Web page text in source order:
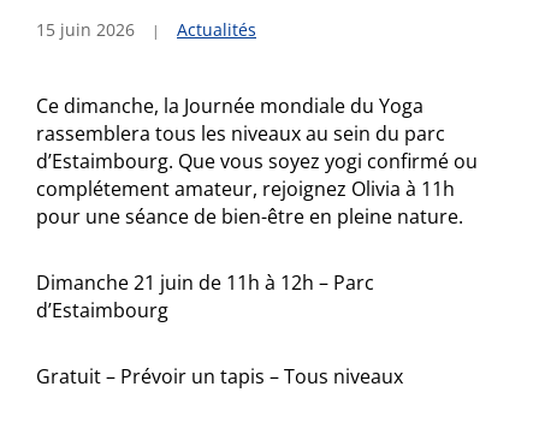
15 juin 2026 Actualités
Ce dimanche, la Journée mondiale du Yoga
rassemblera tous les niveaux au sein du parc
d’Estaimbourg. Que vous soyez yogi confirmé ou
complétement amateur, rejoignez Olivia à 11h
pour une séance de bien-être en pleine nature.
Dimanche 21 juin de 11h à 12h – Parc
d’Estaimbourg
Gratuit – Prévoir un tapis – Tous niveaux